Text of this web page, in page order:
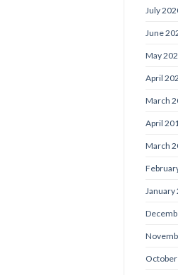
July
June
May
April
March
April
March
January